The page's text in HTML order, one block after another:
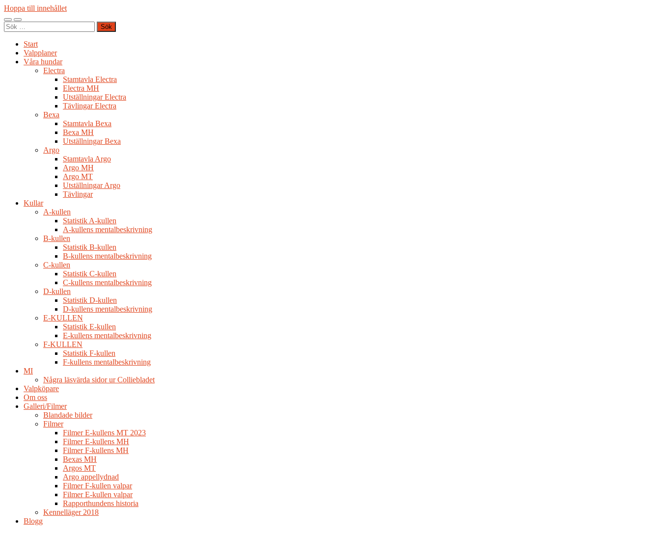
Hoppa till innehållet
Slå
på/av
Slå
på/av
Sök
efter:
Start
Valpplaner
Våra hundar
Electra
Stamtavla Electra
Electra MH
Utställningar Electra
Tävlingar Electra
Bexa
Stamtavla Bexa
Bexa MH
Utställningar Bexa
Argo
Stamtavla Argo
Argo MH
Argo MT
Utställningar Argo
Tävlingar
Kullar
A-kullen
Statistik A-kullen
A-kullens mentalbeskrivning
B-kullen
Statistik B-kullen
B-kullens mentalbeskrivning
C-kullen
Statistik C-kullen
C-kullens mentalbeskrivning
D-kullen
Statistik D-kullen
D-kullens mentalbeskrivning
E-KULLEN
Statistik E-kullen
E-kullens mentalbeskrivning
F-KULLEN
Statistik F-kullen
F-kullens mentalbeskrivning
MI
Några läsvärda sidor ur Colliebladet
Valpköpare
Om oss
Galleri/Filmer
Blandade bilder
Filmer
Filmer E-kullens MT 2023
Filmer E-kullens MH
Filmer F-kullens MH
Bexas MH
Argos MT
Argo appellydnad
Filmer F-kullen valpar
Filmer E-kullen valpar
Rapporthundens historia
Kennelläger 2018
Blogg